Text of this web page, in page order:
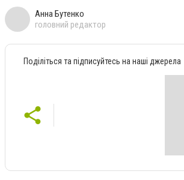
Анна Бутенко
головний редактор
Поділіться та підписуйтесь на наші джерела